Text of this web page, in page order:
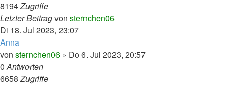
8194Zugriffe
Letzter Beitragvon sternchen06
Di 18. Jul 2023, 23:07
Anna
von sternchen06 » Do 6. Jul 2023, 20:57
0Antworten
6658Zugriffe